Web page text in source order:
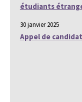
étudiants
30 janvier 2025
Appel de